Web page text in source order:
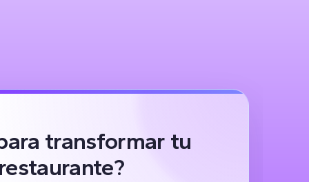
transformar tu